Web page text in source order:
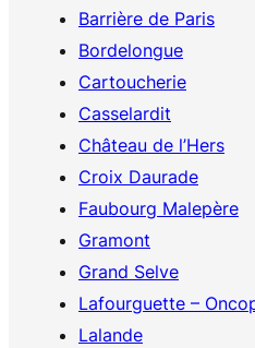
Barrière de Paris
Bordelongue
Cartoucherie
Casselardit
Château de l’Hers
Croix Daurade
Faubourg Malepère
Gramont
Grand Selve
Lafourguette –
Lalande